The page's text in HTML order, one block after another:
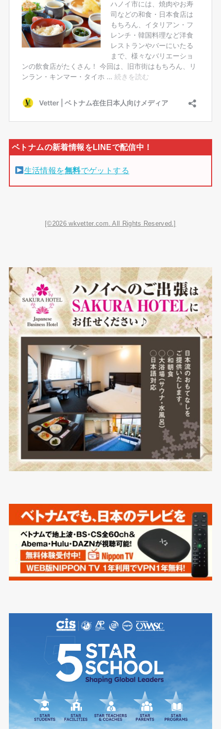
生活情報を無料でゲットする
[©2026 wkvetter.com. All Rights Reserved.]